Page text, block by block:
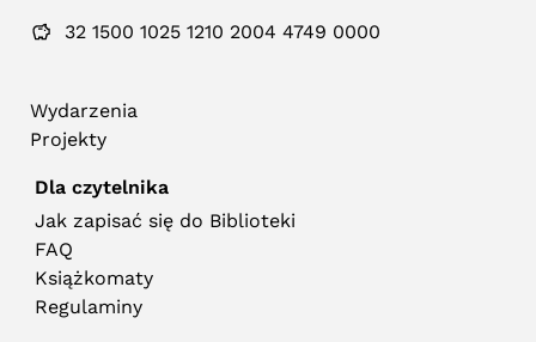
32 1500 1025 1210 2004 4749 0000
Wydarzenia
Projekty
Dla czytelnika
Jak zapisać się do Biblioteki
FAQ
Książkomaty
Regulaminy